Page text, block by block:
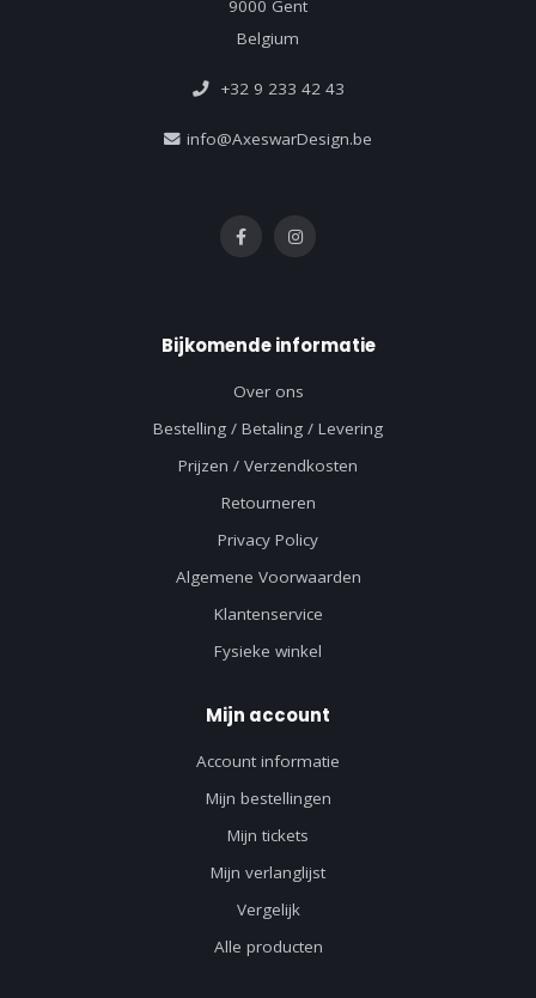
9000 Gent
Belgium
+32 9 233 42 43
info@AxeswarDesign.be
Bijkomende informatie
Over ons
Bestelling / Betaling / Levering
Prijzen / Verzendkosten
Retourneren
Privacy Policy
Algemene Voorwaarden
Klantenservice
Fysieke winkel
Mijn account
Account informatie
Mijn bestellingen
Mijn tickets
Mijn verlanglijst
Vergelijk
Alle producten